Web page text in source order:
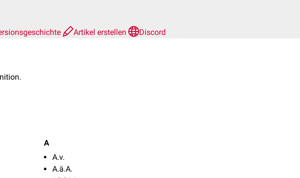
Artikel erstellen Discord
A
A.v.
A.ä.A.